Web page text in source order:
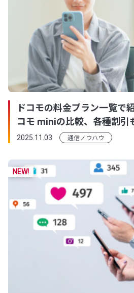
ドコモの料金プラン一覧で
コモ miniの比較、各種割引
2025.11.03 通信ノウハウ